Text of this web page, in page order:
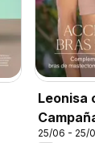
Leonisa
25/06 - 25/